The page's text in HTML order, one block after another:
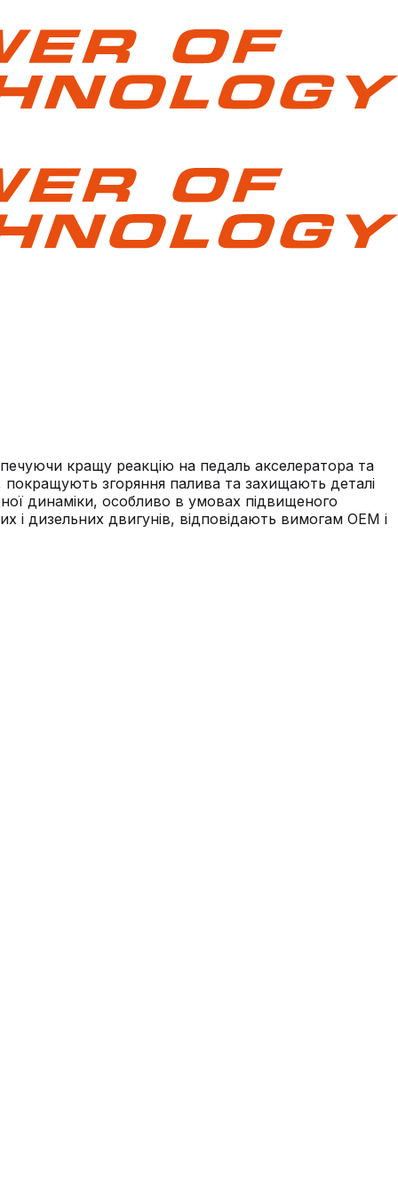
кращу реакцію на педаль акселератора та
згоряння палива та захищають деталі
динаміки, особливо в умовах підвищеного
дизельних двигунів, відповідають вимогам OEM і